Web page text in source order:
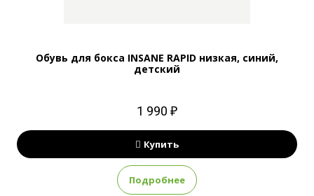
Обувь для бокса INSANE RAPID низкая, синий,
детский
1 990 ₽
Купить
Подробнее